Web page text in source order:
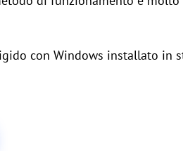
con Windows installato in